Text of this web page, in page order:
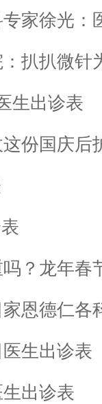
家徐光：
扒扒微针
生出诊表
份国庆后
恩德仁各
生出诊表
出诊表